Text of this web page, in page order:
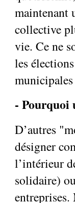
maintenant
collective
vie. Ce ne
les
- Pourquoi
D’autres
désigner
l’intérieur
solidaire)